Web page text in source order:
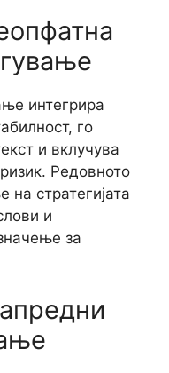
интегрира
го
и вклучува
Редовното
стратегијата
и
за